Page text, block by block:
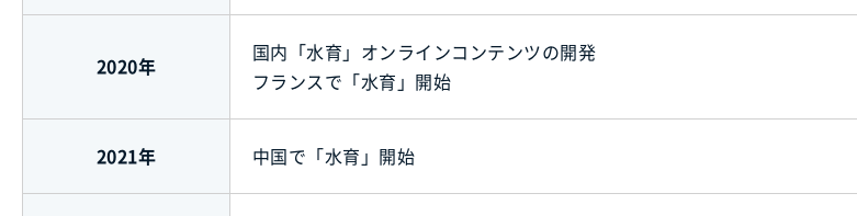
2020年
国内「水育」オンラインコンテンツの開発
フランスで「水育」開始
2021年 中国で「水育」開始